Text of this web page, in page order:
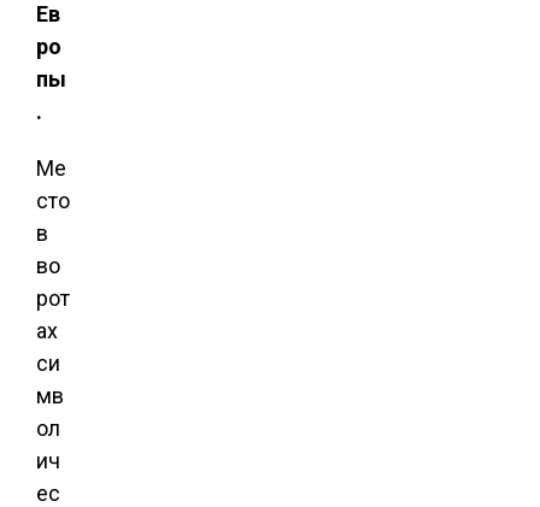
Ев
ро
пы
.
Ме
сто
в
во
рот
ах
си
мв
ол
ич
ес